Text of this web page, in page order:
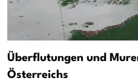
Überflutungen und
Österreichs